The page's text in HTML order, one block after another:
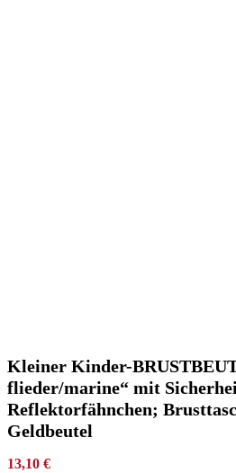
Kleiner Kinder-
flieder/marine“ mit
Reflektorfähnchen;
Geldbeutel
13,10 €